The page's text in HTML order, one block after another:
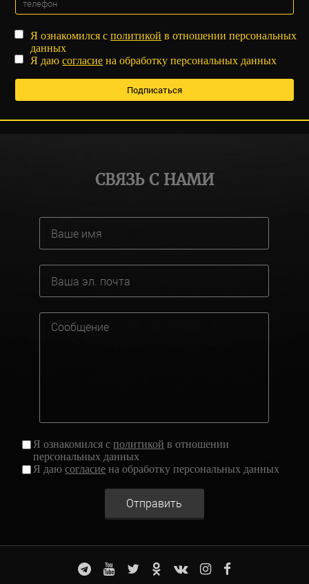
Я ознакомился сполитикой в отношении персональных
данных
Я даюсогласие на обработку персональных данных
СВЯЗЬ С НАМИ
Я ознакомился сполитикой в отношении
персональных данных
Я даюсогласие на обработку персональных данных
Отправить